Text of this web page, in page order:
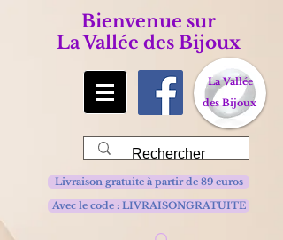
Bienvenue sur
La Vallée des Bijoux
La Vallée
des Bijoux
Avec le code : LIVRAISONGRATUITE
Livraison gratuite à partir de 89 euros